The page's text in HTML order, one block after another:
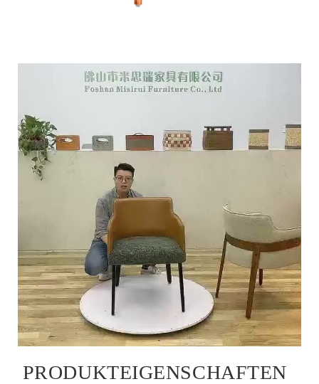
PRODUKTEIGENSCHAFTEN